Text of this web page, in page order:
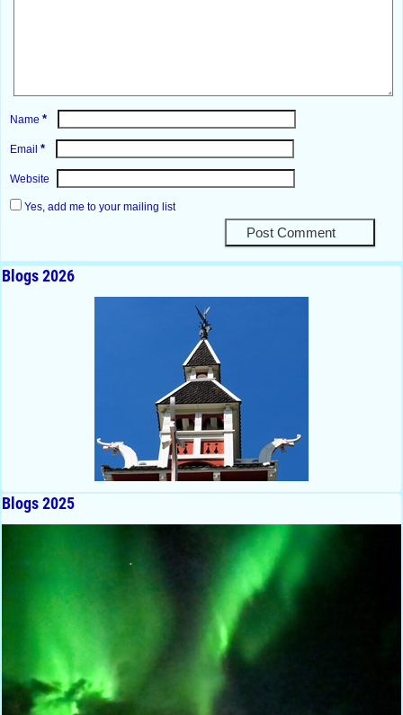
Name *
Email *
Website
Yes, add me to your mailing list
Blogs 2026
Blogs 2025